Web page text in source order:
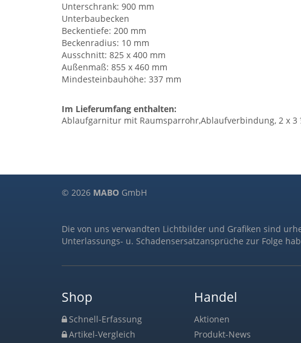
Unterschrank: 900 mm
Unterbaubecken
Beckentiefe: 200 mm
Beckenradius: 10 mm
Ausschnitt: 825 x 400 mm
Außenmaß: 855 x 460 mm
Mindesteinbauhöhe: 337 mm
Im Lieferumfang enthalten:
Ablaufgarnitur mit Raumsparrohr,Ablaufverbindung, 2 x 3
© 2026 MABO GmbH
Die von uns verwandten Lichtbilder und Grafiken sind
Unterlassungs- u. Schadensersatzansprüche zur Folge
Shop
Schnell-Erfassung
Artikel-Vergleich
Handel
Aktionen
Produkt-News